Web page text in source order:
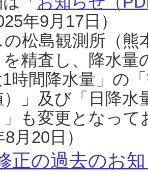
年9月17日）
松島観測所（熊
精査し、降水
1時間降水量」の
）」及び「日降
も変更となっ
8月20日）
正の過去のお